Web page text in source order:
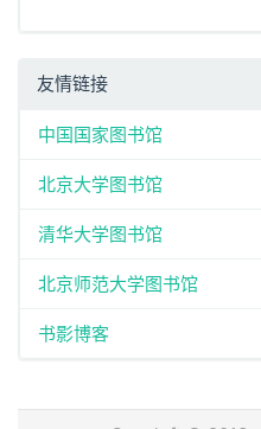
友情链接
中国国家图书馆
北京大学图书馆
清华大学图书馆
北京师范大学图书馆
书影博客